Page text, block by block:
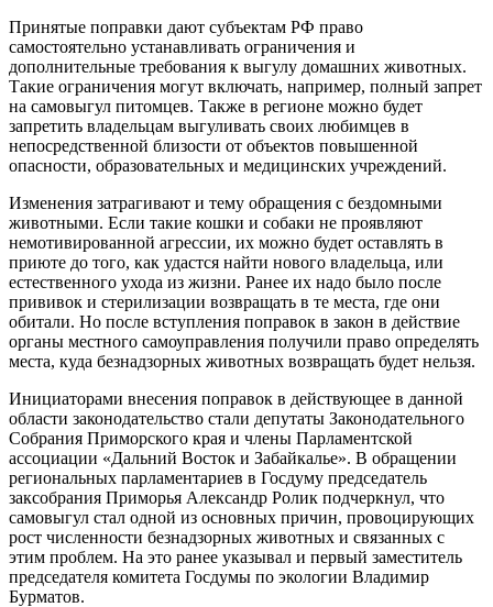
Принятые поправки дают субъектам РФ право
самостоятельно устанавливать ограничения и
дополнительные требования к выгулу домашних животных.
Такие ограничения могут включать, например, полный запрет
на самовыгул питомцев. Также в регионе можно будет
запретить владельцам выгуливать своих любимцев в
непосредственной близости от объектов повышенной
опасности, образовательных и медицинских учреждений.
Изменения затрагивают и тему обращения с бездомными
животными. Если такие кошки и собаки не проявляют
немотивированной агрессии, их можно будет оставлять в
приюте до того, как удастся найти нового владельца, или
естественного ухода из жизни. Ранее их надо было после
прививок и стерилизации возвращать в те места, где они
обитали. Но после вступления поправок в закон в действие
органы местного самоуправления получили право определять
места, куда безнадзорных животных возвращать будет нельзя.
Инициаторами внесения поправок в действующее в данной
области законодательство стали депутаты Законодательного
Собрания Приморского края и члены Парламентской
ассоциации «Дальний Восток и Забайкалье». В обращении
региональных парламентариев в Госдуму председатель
заксобрания Приморья Александр Ролик подчеркнул, что
самовыгул стал одной из основных причин, провоцирующих
рост численности безнадзорных животных и связанных с
этим проблем. На это ранее указывал и первый заместитель
председателя комитета Госдумы по экологии Владимир
Бурматов.